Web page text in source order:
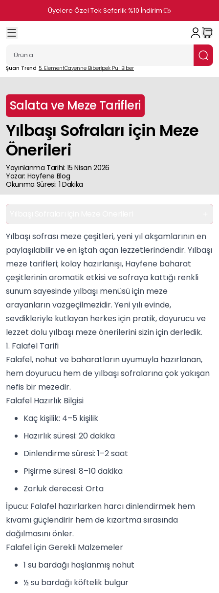
Üyelere Özel Tek Seferlik %10 İndirim
Şuan Trend 5. ElementCayenne Biberİpek Pul Biber
Salata ve Meze Tarifleri
Yılbaşı Sofraları için Meze
Önerileri
Yayınlanma Tarihi: 15 Nisan 2026
Yazar: Hayfene Blog
Okunma Süresi: 1 Dakika
Yılbaşı sofrası meze çeşitleri, yeni yıl akşamlarının en
paylaşılabilir ve en iştah açan lezzetlerindendir. Yılbaşı
meze tarifleri; kolay hazırlanışı, Hayfene baharat
çeşitlerinin aromatik etkisi ve sofraya kattığı renkli
sunum sayesindeyılbaşı menüsüiçin meze
arayanların vazgeçilmezidir. Yeni yılı evinde,
sevdikleriyle kutlayan herkes için pratik, doyurucu ve
lezzet dolu yılbaşı meze önerilerini sizin için derledik.
1. Falafel Tarifi
Falafel, nohut ve baharatların uyumuyla hazırlanan,
hem doyurucu hem de yılbaşı sofralarına çok yakışan
nefis bir mezedir.
Falafel Hazırlık Bilgisi
Kaç kişilik: 4–5 kişilik
Hazırlık süresi: 20 dakika
Dinlendirme süresi: 1–2 saat
Pişirme süresi: 8–10 dakika
Zorluk derecesi: Orta
İpucu: Falafel hazırlarken harcı dinlendirmek hem
kıvamı güçlendirir hem de kızartma sırasında
dağılmasını önler.
Falafel İçin Gerekli Malzemeler
1 su bardağı haşlanmış nohut
½ su bardağı köftelik bulgur